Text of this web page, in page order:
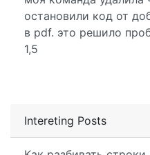
Intereting Posts
остановили код от
в pdf. это решило
1,5